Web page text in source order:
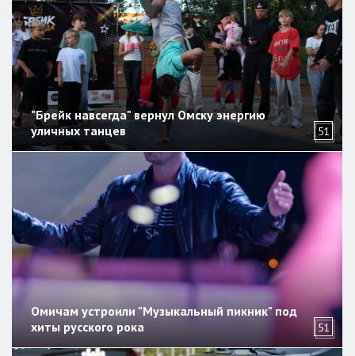
"Брейк навсегда" вернул Омску энергию
уличных танцев
51
Омичам устроили "Музыкальный пикник" под
хиты русского рока
51